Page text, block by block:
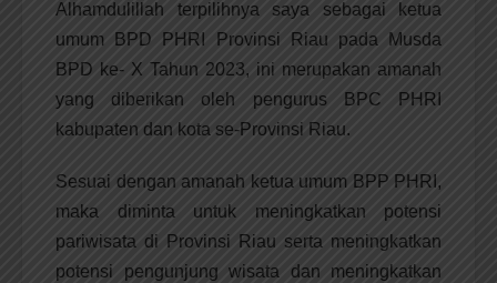
Alhamdulillah terpilihnya saya sebagai ketua
umum BPD PHRI Provinsi Riau pada Musda
BPD ke- X Tahun 2023, ini merupakan amanah
yang diberikan oleh pengurus BPC PHRI
kabupaten dan kota se-Provinsi Riau.
Sesuai dengan amanah ketua umum BPP PHRI,
maka diminta untuk meningkatkan potensi
pariwisata di Provinsi Riau serta meningkatkan
potensi pengunjung wisata dan meningkatkan